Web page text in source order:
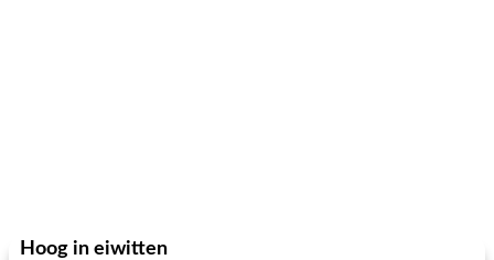
Hoog in eiwitten